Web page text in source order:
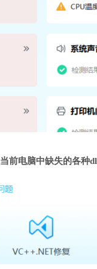
前电脑中缺失的各种